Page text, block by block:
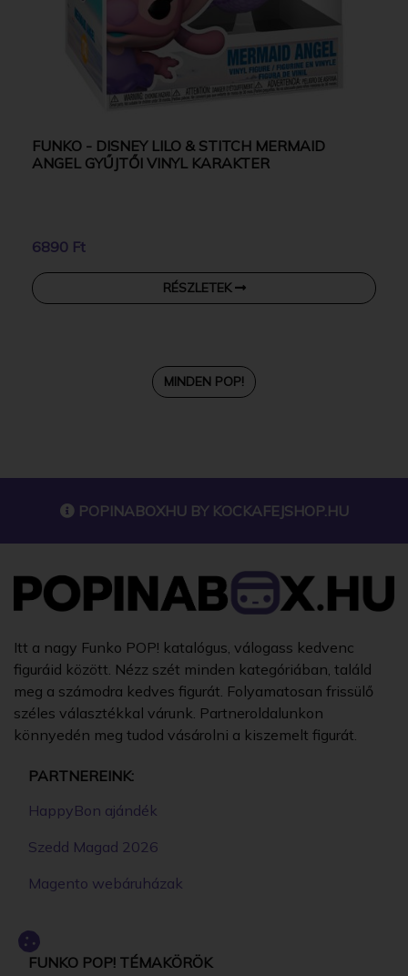
FUNKO - DISNEY LILO & STITCH MERMAID
ANGEL GYŰJTŐI VINYL KARAKTER
6890 Ft
RÉSZLETEK
MINDEN POP!
POPINABOXHU BY KOCKAFEJSHOP.HU
Itt a nagy Funko POP! katalógus, válogass kedvenc
figuráid között. Nézz szét minden kategóriában, találd
meg a számodra kedves figurát. Folyamatosan frissülő
széles választékkal várunk. Partneroldalunkon
könnyedén meg tudod vásárolni a kiszemelt figurát.
PARTNEREINK:
HappyBon ajándék
Szedd Magad 2026
Magento webáruházak
FUNKO POP! TÉMAKÖRÖK